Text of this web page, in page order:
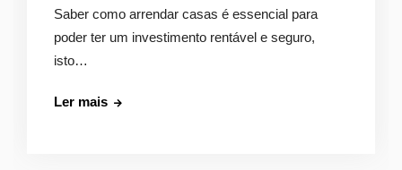
Saber como arrendar casas é essencial para
poder ter um investimento rentável e seguro,
isto…
Ler maisComo